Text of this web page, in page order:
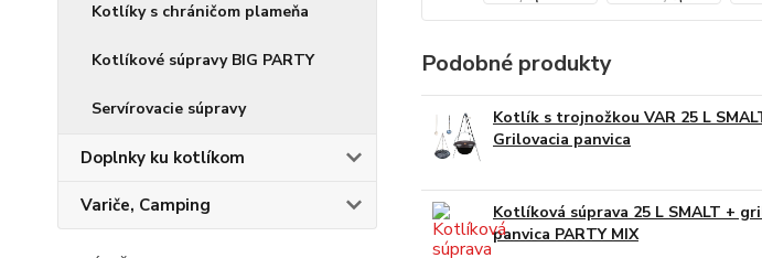
Kotlíky s chráničom plameňa
Kotlíkové súpravy BIG PARTY
Servírovacie súpravy
Doplnky ku kotlíkom
Variče, Camping
Podobné produkty
Kotlík s trojnožkou VAR 25 L
Grilovacia panvica
Kotlíková súprava 25 L SMALT +
panvica PARTY MIX